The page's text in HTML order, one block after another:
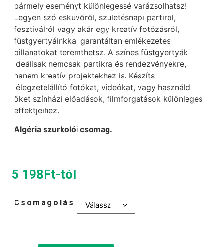
bármely eseményt különlegessé varázsolhatsz!
Legyen szó esküvőről, születésnapi partiról,
fesztiválról vagy akár egy kreatív fotózásról,
füstgyertyáinkkal garantáltan emlékezetes
pillanatokat teremthetsz. A színes füstgyertyák
ideálisak nemcsak partikra és rendezvényekre,
hanem kreatív projektekhez is. Készíts
lélegzetelállító fotókat, videókat, vagy használd
őket színházi előadások, filmforgatások különleges
effektjeihez.
Algéria szurkolói csomag.
5 198Ft-tól
Csomagolás